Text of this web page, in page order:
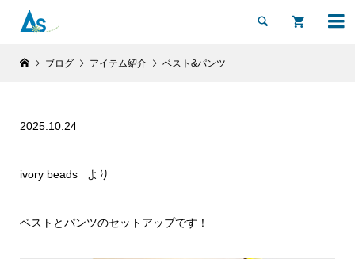
 
ブログ アイテム紹介 ベスト&パンツ
2025.10.24
ivory beads より
ベストとパンツのセットアップです！